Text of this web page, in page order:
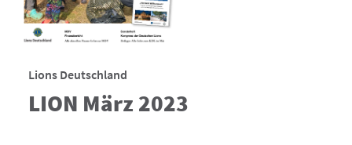
Lions Deutschland
LION März 2023